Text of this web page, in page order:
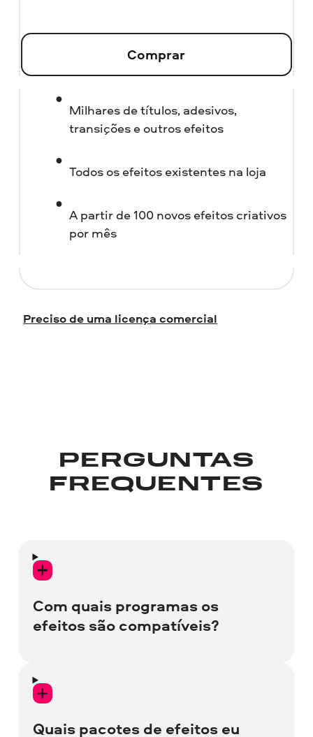
Comprar
Milhares de títulos, adesivos,
transições e outros efeitos
Todos os efeitos existentes na loja
A partir de 100 novos efeitos criativos
por mês
Preciso de uma licença comercial
PERGUNTAS
FREQUENTES
Com quais programas os
efeitos são compatíveis?
Os efeitos são compatíveis com Movavi
Video Suite, Movavi Video Editor e Movavi
Slideshow Maker. Alguns efeitos são
Quais pacotes de efeitos eu